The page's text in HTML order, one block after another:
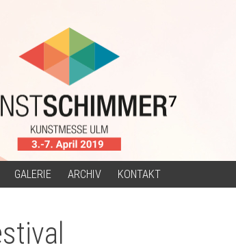
GALERIE ARCHIV KONTAKT